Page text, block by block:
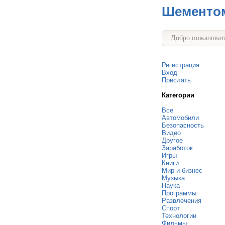
Добро
Регистрация
Вход
Прислать
Категории
Все
Автомобили
Безопасность
Видео
Другое
Заработок
Игры
Книги
Мир и бизнес
Музыка
Наука
Программы
Развлечения
Спорт
Технологии
Фильмы